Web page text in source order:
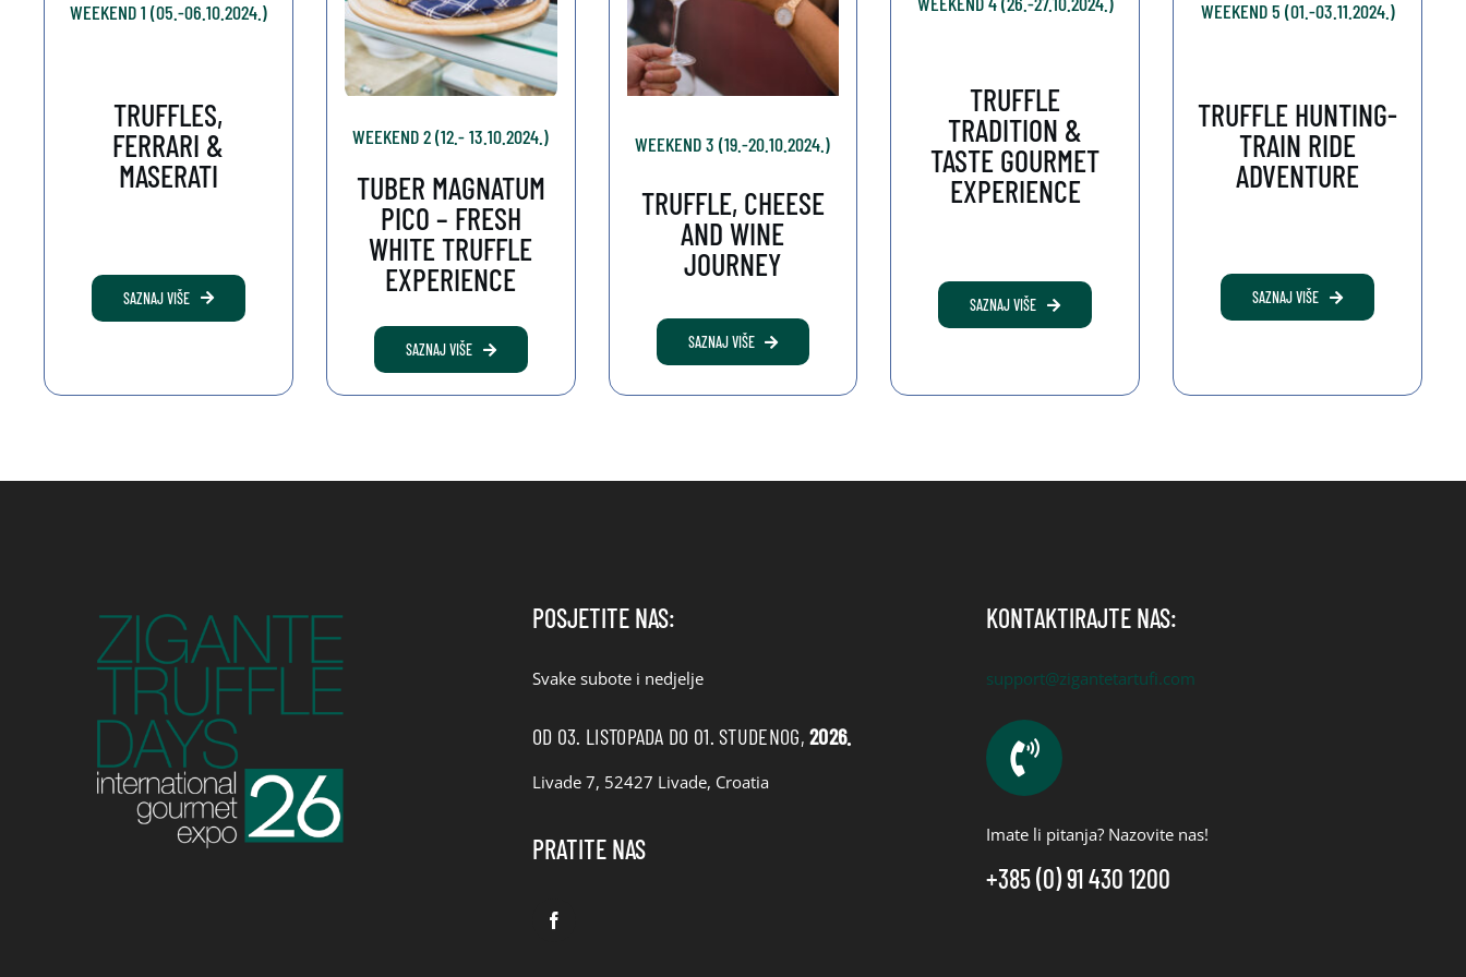
WEEKEND 1 (05.-06.10.2024.)
TRUFFLES,
FERRARI &
MASERATI
SAZNAJ VIŠE
WEEKEND 2 (12.- 13.10.2024.)
TUBER MAGNATUM
PICO – FRESH
WHITE TRUFFLE
EXPERIENCE
SAZNAJ VIŠE
WEEKEND 3 (19.-20.10.2024.)
TRUFFLE, CHEESE
AND WINE
JOURNEY
SAZNAJ VIŠE
TRUFFLE
TRADITION &
TASTE GOURMET
EXPERIENCE
SAZNAJ VIŠE
WEEKEND 5 (01.-03.11.2024.)
TRUFFLE HUNTING-
TRAIN RIDE
ADVENTURE
SAZNAJ VIŠE
POSJETITE NAS:
Svake subote i nedjelje
OD 03. LISTOPADA DO 01. STUDENOG,2026.
Livade 7, 52427 Livade, Croatia
PRATITE NAS
KONTAKTIRAJTE NAS:
support@zigantetartufi.com
Imate li pitanja? Nazovite nas!
+385 (0) 91 430 1200